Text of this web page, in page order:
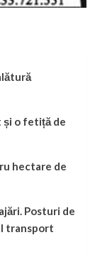
și o fetiță de
hectare de
Posturi de
transport